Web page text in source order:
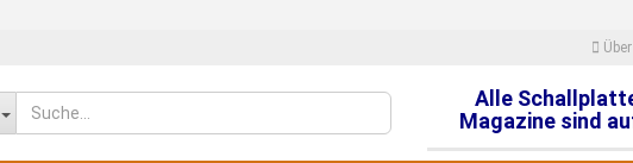
Sprache auswählen
Alle
Magazine sind